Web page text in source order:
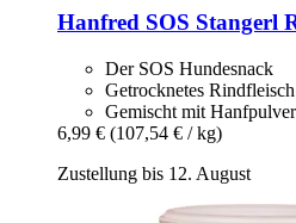
Hanfred SOS Stangerl
Der SOS Hundesnack
Getrocknetes Rindfleisch
Gemischt mit Hanfpulver
6,99 € (107,54 € / kg)
Zustellung bis 12. August